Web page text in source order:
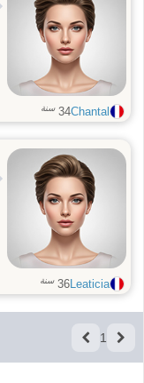
Chantal
34 سنة
Leaticia
36 سنة
1